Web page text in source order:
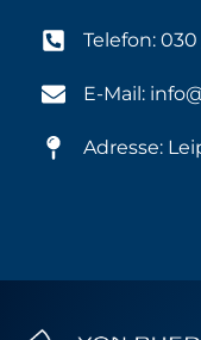
Telefon:
E-Mail:
Adresse: